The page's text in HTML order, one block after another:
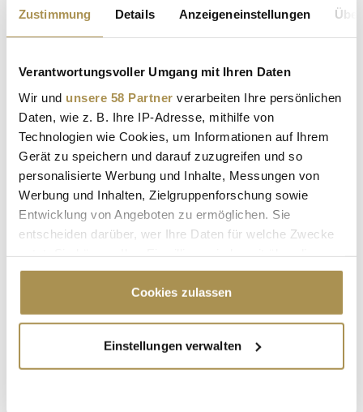
Zustimmung Details Anzeigeneinstellungen
Verantwortungsvoller Umgang mit Ihren Daten
Wir und unsere 58 Partner verarbeiten Ihre persönlichen
Daten, wie z. B. Ihre IP-Adresse, mithilfe von
Technologien wie Cookies, um Informationen auf Ihrem
Gerät zu speichern und darauf zuzugreifen und so
personalisierte Werbung und Inhalte, Messungen von
Werbung und Inhalten, Zielgruppenforschung sowie
Entwicklung von Angeboten zu ermöglichen. Sie
entscheiden darüber, wer Ihre Daten für welche Zwecke
Cookie-Erklärung oder durch Klicken auf das Privacy
Trigger Symbol ändern oder widerrufen
Informationen über Ihre geografische Lage
erfassen, welche bis auf einige Meter genau sein
Cookies zulassen
Einstellungen verwalten